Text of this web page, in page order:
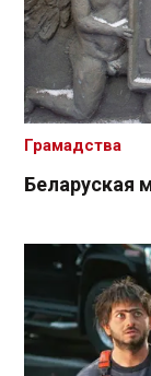
Беларуская
Грамадства